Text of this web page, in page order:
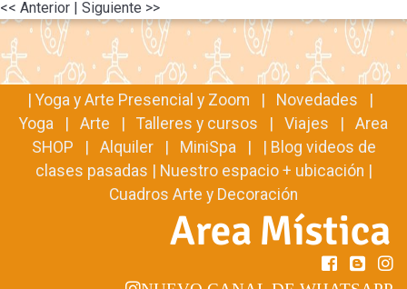
<< Anterior | Siguiente >>
| Yoga y Arte Presencial y Zoom | Novedades
|
Yoga
| Arte | Talleres y cursos | Viajes | Area
SHOP | Alquiler| MiniSpa | | Blog videos de
clases pasadas | Nuestro espacio + ubicación |
Cuadros Arte y Decoración